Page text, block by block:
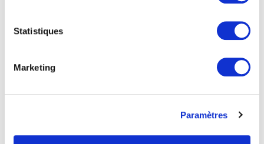
Statistiques
Marketing
Paramètres